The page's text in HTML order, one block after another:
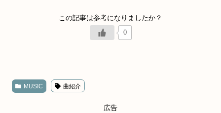
0
MUSIC 曲紹介
広告